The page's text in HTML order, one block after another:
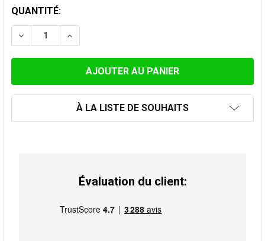
STOCK
ACTUEL:
QUANTITÉ:
DIMINUER LA QUANTITÉ DE TUYAU 100CM 130MM
AUGMENTER LA QUANTITÉ DE TUYAU
À LA LISTE DE SOUHAITS
Évaluation du client: